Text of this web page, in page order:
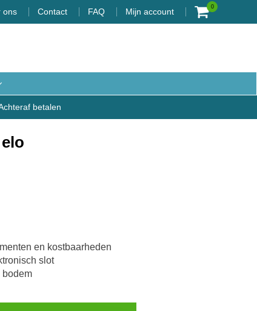
ons Contact FAQ Mijn account
0
betalen
en kostbaarheden
slot
bodem